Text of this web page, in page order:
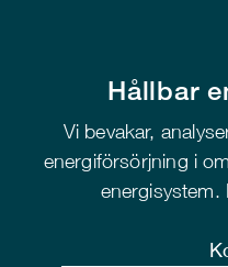
Hållbar
Vi bevakar,
energiförsörjning i
energisystem.